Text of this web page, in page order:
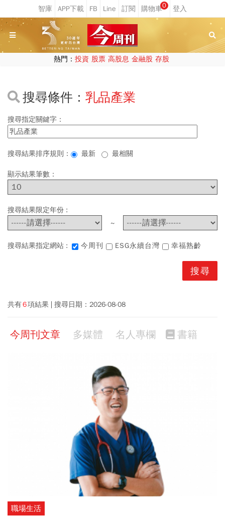
0
熱門： 投資 股票 高股息 金融股 存股
搜尋條件： 乳品產業
搜尋指定關鍵字：
搜尋結果排序規則： 最新 最相關
顯示結果筆數：
搜尋結果限定年份 :
~
搜尋結果指定網站 : 今周刊 ESG永續台灣 幸福熟齡
共有6項結果 搜尋日期： 2026-08-08
今周刊文章 多媒體 名人專欄 書籍
職場生活